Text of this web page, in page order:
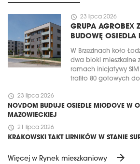
schedule 23 lipca 2026
GRUPA AGROBEX
BUDOWĘ OSIEDLA
W Brzezinach koło
dwa bloki mieszkalne
ramach inicjatywy
trafiło 80 gotowych
schedule 23 lipca 2026
NOVDOM BUDUJE OSIEDLE MIODOVE W
MAZOWIECKIEJ
schedule 21 lipca 2026
KRAKOWSKI TAKT LIRNIKÓW W STANIE
Więcej w Rynek mieszkaniowy arrow_forward